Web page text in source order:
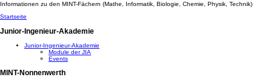
Informationen zu den MINT-Fächern (Mathe, Informatik, Biologie, Chemie, Physik, Technik)
Startseite
Junior-Ingenieur-Akademie
Junior-Ingenieur-Akademie
Module der JIA
Events
MINT-Nonnenwerth